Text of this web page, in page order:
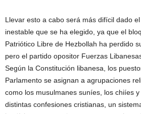
Llevar esto a cabo será más difícil dado
inestable que se ha elegido, ya que el
Patriótico Libre de Hezbollah ha perdido
pero el partido opositor Fuerzas
Según la Constitución libanesa, los
Parlamento se asignan a agrupaciones
como los musulmanes suníes, los chiíes
distintas confesiones cristianas, un